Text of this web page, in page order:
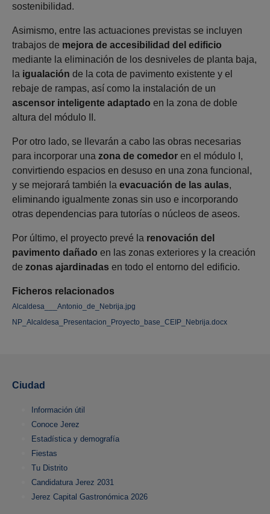
Ficheros relacionados
Alcaldesa___Antonio_de_Nebrija.jpg
NP_Alcaldesa_Presentacion_Proyecto_base_CEIP_Nebrija.docx
sostenibilidad.
Asimismo, entre las actuaciones previstas se incluyen
trabajos de mejora de accesibilidad del edificio
mediante la eliminación de los desniveles de planta baja,
la igualación de la cota de pavimento existente y el
rebaje de rampas, así como la instalación de un
ascensor inteligente adaptado en la zona de doble
altura del módulo II.
Por otro lado, se llevarán a cabo las obras necesarias
para incorporar una zona de comedor en el módulo I,
convirtiendo espacios en desuso en una zona funcional,
y se mejorará también la evacuación de las aulas,
eliminando igualmente zonas sin uso e incorporando
otras dependencias para tutorías o núcleos de aseos.
Por último, el proyecto prevé la renovación del
pavimento dañado en las zonas exteriores y la creación
de zonas ajardinadas en todo el entorno del edificio.
Ciudad
Información útil
Conoce Jerez
Estadística y demografía
Fiestas
Tu Distrito
Candidatura Jerez 2031
Jerez Capital Gastronómica 2026